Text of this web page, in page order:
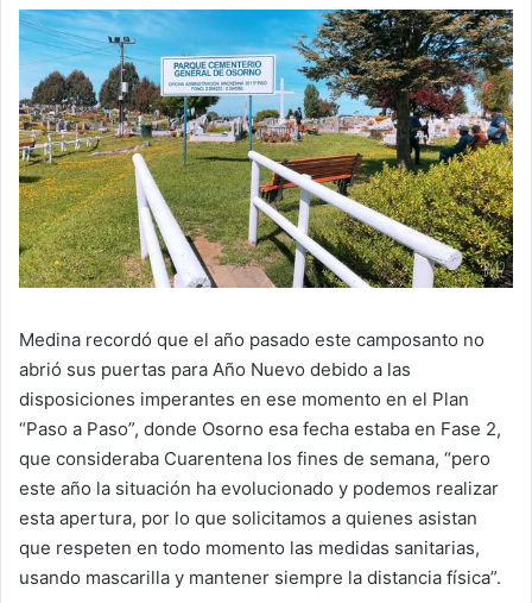
Medina recordó que el año pasado este camposanto no
abrió sus puertas para Año Nuevo debido a las
disposiciones imperantes en ese momento en el Plan
“Paso a Paso”, donde Osorno esa fecha estaba en Fase 2,
que consideraba Cuarentena los fines de semana, “pero
este año la situación ha evolucionado y podemos realizar
esta apertura, por lo que solicitamos a quienes asistan
que respeten en todo momento las medidas sanitarias,
usando mascarilla y mantener siempre la distancia física”.